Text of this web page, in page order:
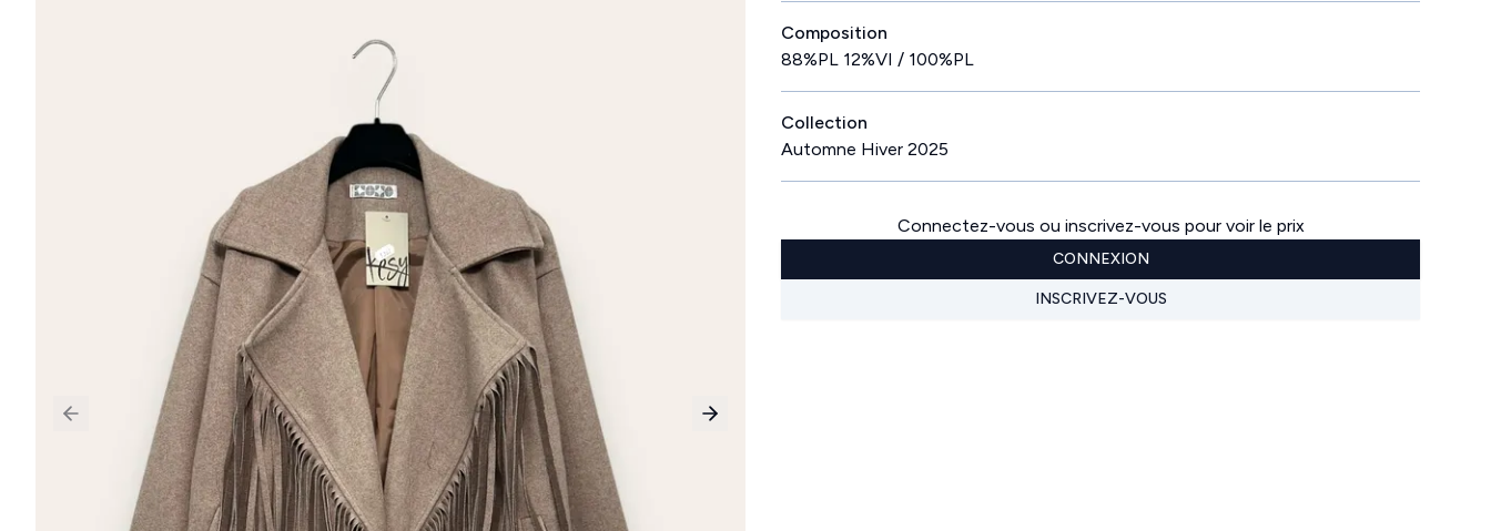
Previous slide Next slide
Composition
88%PL 12%VI / 100%PL
Collection
Automne Hiver 2025
Connectez-vous ou inscrivez-vous pour voir le prix
CONNEXION
INSCRIVEZ-VOUS